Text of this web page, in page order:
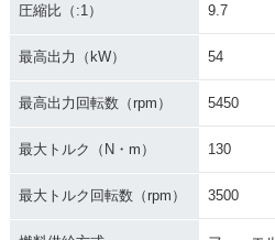
圧縮比（:1） 9.7
最高出力（kW） 54
最高出力回転数（rpm） 5450
最大トルク（N・m） 130
最大トルク回転数（rpm） 3500